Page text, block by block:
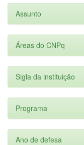
Assunto
Áreas do CNPq
Sigla da instituição
Programa
Ano de defesa